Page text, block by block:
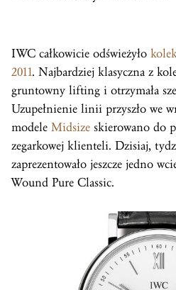
IWC całkowicie odświeżyło
2011. Najbardziej klasyczna z
gruntowny lifting i otrzymała
Uzupełnienie linii przyszło we
modele Midsize skierowano do
zegarkowej klienteli. Dzisiaj,
zaprezentowało jeszcze jedno
Wound Pure Classic.